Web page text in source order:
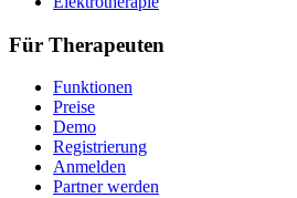
Für Therapeuten
Funktionen
Preise
Demo
Registrierung
Anmelden
Partner werden